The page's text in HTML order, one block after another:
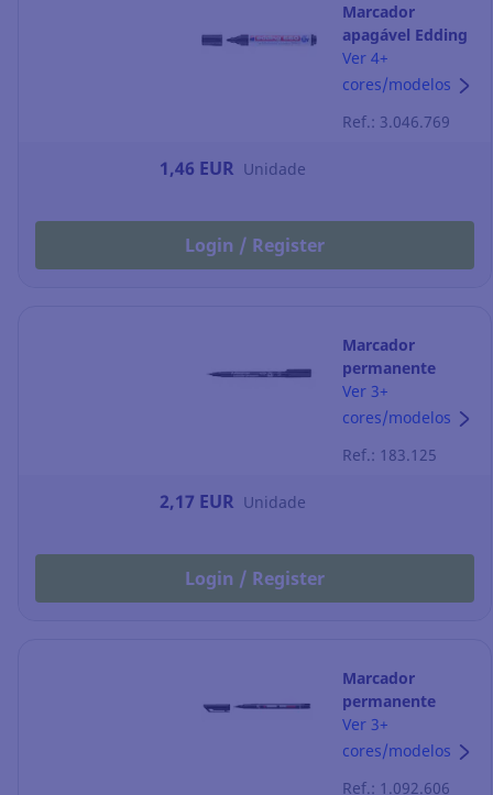
Marcador
apagável Edding
660 - ponta
cónica 1,5-3 mm
Ver 4+
cores/modelos
Ref.: 3.046.769
1,46 EUR Unidade
Login / Register
Marcador
permanente
Staedtler
Lumocolor -
Ver 3+
cores/modelos
Ref.: 183.125
2,17 EUR Unidade
Login / Register
Marcador
permanente
Stabilo OHPen
Universal - preto
Ver 3+
cores/modelos
Ref.: 1.092.606